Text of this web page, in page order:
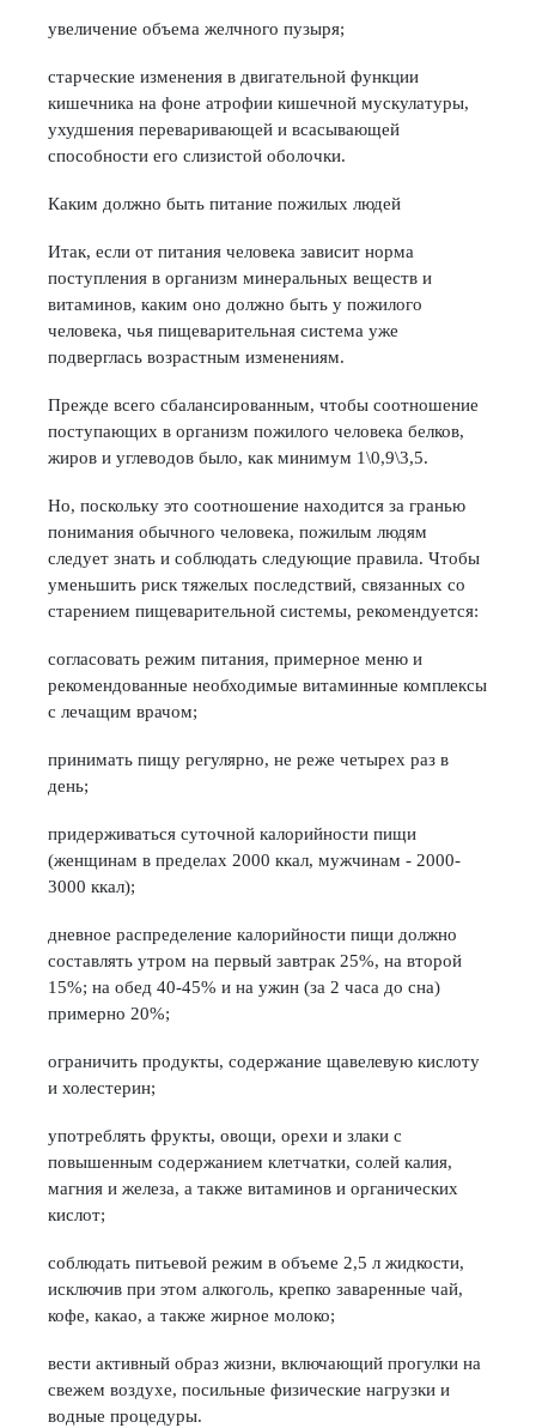
увеличение объема желчного пузыря;
старческие изменения в двигательной функции
кишечника на фоне атрофии кишечной мускулатуры,
ухудшения переваривающей и всасывающей
способности его слизистой оболочки.
Каким должно быть питание пожилых людей
Итак, если от питания человека зависит норма
поступления в организм минеральных веществ и
витаминов, каким оно должно быть у пожилого
человека, чья пищеварительная система уже
подверглась возрастным изменениям.
Прежде всего сбалансированным, чтобы соотношение
поступающих в организм пожилого человека белков,
жиров и углеводов было, как минимум 1\0,9\3,5.
Но, поскольку это соотношение находится за гранью
понимания обычного человека, пожилым людям
следует знать и соблюдать следующие правила. Чтобы
уменьшить риск тяжелых последствий, связанных со
старением пищеварительной системы, рекомендуется:
согласовать режим питания, примерное меню и
рекомендованные необходимые витаминные комплексы
с лечащим врачом;
принимать пищу регулярно, не реже четырех раз в
день;
придерживаться суточной калорийности пищи
(женщинам в пределах 2000 ккал, мужчинам - 2000-
3000 ккал);
дневное распределение калорийности пищи должно
составлять утром на первый завтрак 25%, на второй
15%; на обед 40-45% и на ужин (за 2 часа до сна)
примерно 20%;
ограничить продукты, содержание щавелевую кислоту
и холестерин;
употреблять фрукты, овощи, орехи и злаки с
повышенным содержанием клетчатки, солей калия,
магния и железа, а также витаминов и органических
кислот;
соблюдать питьевой режим в объеме 2,5 л жидкости,
исключив при этом алкоголь, крепко заваренные чай,
кофе, какао, а также жирное молоко;
вести активный образ жизни, включающий прогулки на
свежем воздухе, посильные физические нагрузки и
водные процедуры.